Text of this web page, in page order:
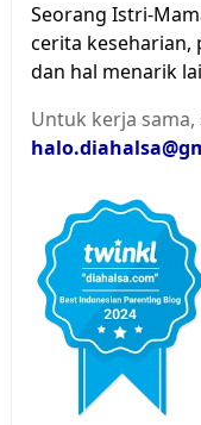
Seorang Istri-
cerita keseharian,
dan hal menarik
Untuk kerja sama,